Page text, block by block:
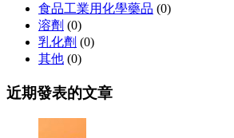
食品工業用化學藥品 (0)
溶劑 (0)
乳化劑 (0)
其他 (0)
近期發表的文章